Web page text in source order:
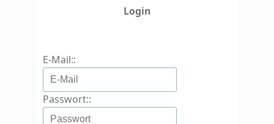
Login
E-Mail::
Passwort::